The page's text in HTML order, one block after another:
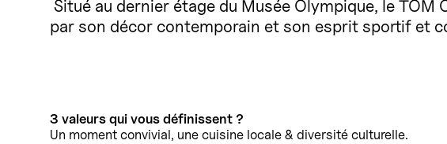
Situé au dernier étage du Musée Olympique, le TOM
par son décor contemporain et son esprit sportif et
3 valeurs qui vous définissent ?
Un moment convivial, une cuisine locale & diversité culturelle.